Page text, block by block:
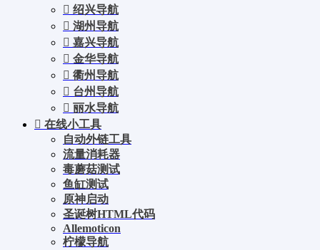
绍兴导航
湖州导航
嘉兴导航
金华导航
衢州导航
台州导航
丽水导航
在线小工具
自动外链工具
流量消耗器
毒蘑菇测试
鱼缸测试
原神启动
圣诞树HTML代码
Allemoticon
柠檬导航